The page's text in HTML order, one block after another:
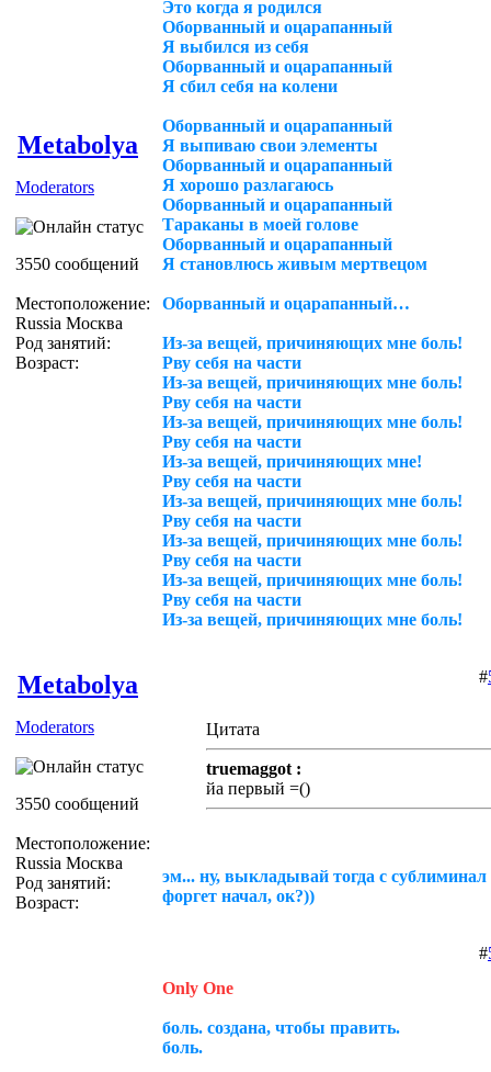
Metabolya
Moderators
3550 сообщений
Местоположение:
Russia Москва
Род занятий:
Возраст:
Это когда я родился
Оборванный и оцарапанный
Я выбился из себя
Оборванный и оцарапанный
Я сбил себя на колени
Оборванный и оцарапанный
Я выпиваю свои элементы
Оборванный и оцарапанный
Я хорошо разлагаюсь
Оборванный и оцарапанный
Тараканы в моей голове
Оборванный и оцарапанный
Я становлюсь живым мертвецом
Оборванный и оцарапанный…
Из-за вещей, причиняющих мне боль!
Рву себя на части
Из-за вещей, причиняющих мне боль!
Рву себя на части
Из-за вещей, причиняющих мне боль!
Рву себя на части
Из-за вещей, причиняющих мне!
Рву себя на части
Из-за вещей, причиняющих мне боль!
Рву себя на части
Из-за вещей, причиняющих мне боль!
Рву себя на части
Из-за вещей, причиняющих мне боль!
Рву себя на части
Из-за вещей, причиняющих мне боль!
Metabolya
Moderators
3550 сообщений
Местоположение:
Russia Москва
Род занятий:
Возраст:
#
Цитата
truemaggot :
йа первый =()
эм... ну, выкладывай тогда с сублиминал
форгет начал, ок?))
#
Only One
боль. создана, чтобы править.
боль.